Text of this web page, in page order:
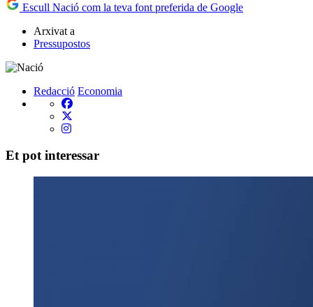
Escull Nació com la teva font preferida de Google
Arxivat a
Pressupostos
Redacció Economia
Et pot interessar